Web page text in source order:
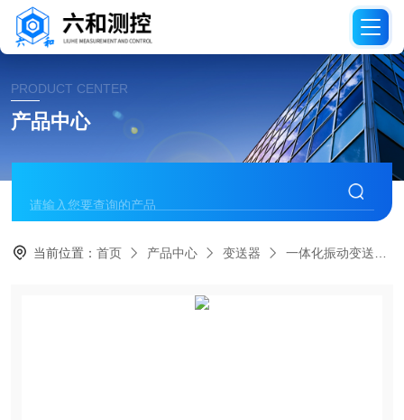
PRODUCT CENTER
产品中心
当前位置：首页 产品中心 变送器 一体化振动变送器